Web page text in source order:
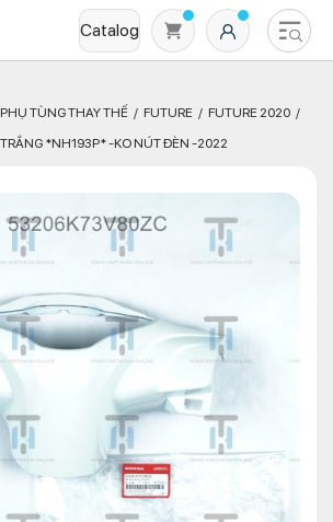
Catalog
sản phẩm nào trong giỏ hàng
PHỤ TÙNG THAY THẾ FUTURE
FUTURE 2020
*NH193P* -KO NÚT ĐÈN -2022